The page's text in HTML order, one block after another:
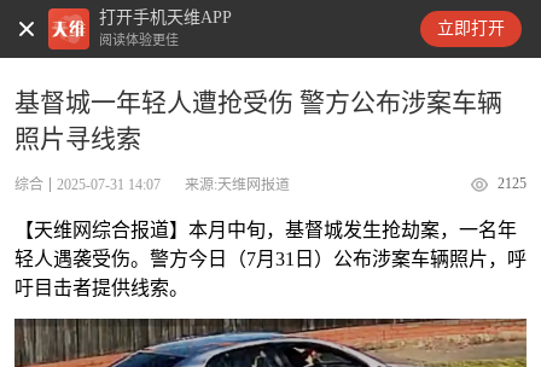
打开手机天维APP
阅读体验更佳
立即打开
天维新闻
基督城一年轻人遭抢受伤 警方公布涉案车辆
照片寻线索
综合 2025-07-31 14:07 来源:天维网报道 2125
【天维网综合报道】本月中旬，基督城发生抢劫案，一名年
轻人遇袭受伤。警方今日（7月31日）公布涉案车辆照片，呼
吁目击者提供线索。